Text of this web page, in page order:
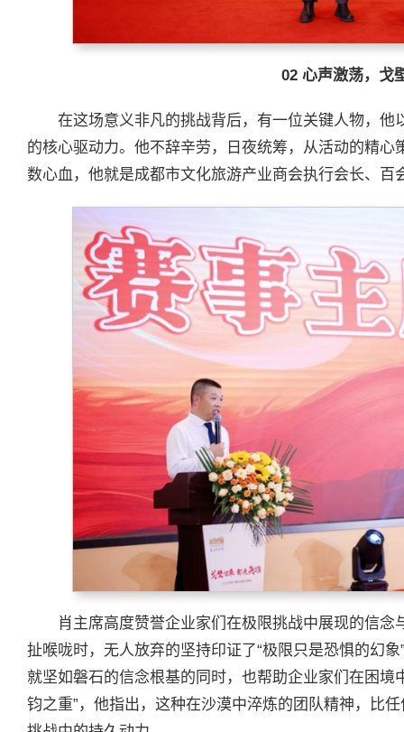
02 心声激荡，戈
在这场意义非凡的挑战背后，有一位关键人物，
的核心驱动力。他不辞辛劳，日夜统筹，从活动的精
数心血，他就是成都市文化旅游产业商会执行会长、
肖主席高度赞誉企业家们在极限挑战中展现的信
扯喉咙时，无人放弃的坚持印证了“极限只是恐惧的幻
就坚如磐石的信念根基的同时，也帮助企业家们在困境
钧之重”，他指出，这种在沙漠中淬炼的团队精神，比